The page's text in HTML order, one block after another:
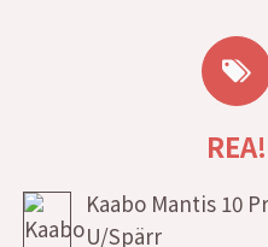
REA!
Kaabo Mantis 10
U/Spärr